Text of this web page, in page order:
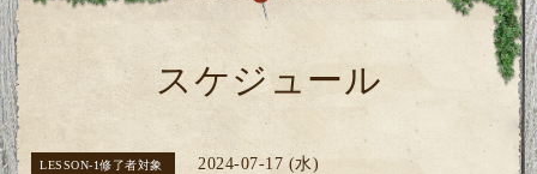
スケジュール
LESSON-1修了者対象 2024-07-17 (水)